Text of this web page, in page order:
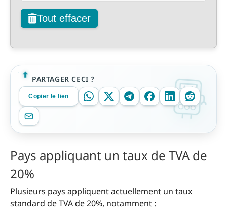
Tout effacer
PARTAGER CECI ?
Copier le lien
Pays appliquant un taux de TVA de
20%
Plusieurs pays appliquent actuellement un taux
standard de TVA de 20%, notamment :